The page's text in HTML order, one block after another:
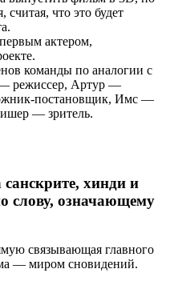
считая, что это будет
актером,
команды по аналогии с
режиссер, Артур —
постановщик, Имс —
— зритель.
хинди и
слову, означающему
связывающая главного
— миром сновидений.